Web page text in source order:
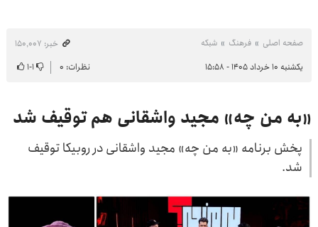
صفحه اصلی فرهنگ شبکه
خبر: ۱۵۰٬۰۰۷
یکشنبه ۱۰ خرداد ۱۴۰۵ - ۱۵:۵۸
نظرات: ۰ ۱-۱
«به من چه» مجید واشقانی هم توقیف شد
پخش برنامه «به من چه» مجید واشقانی در روبیکا توقیف
شد.